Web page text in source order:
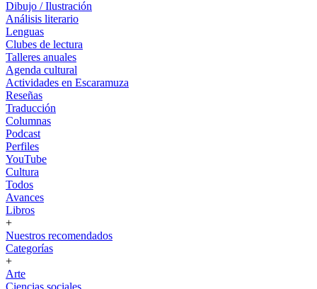
Dibujo / Ilustración
Análisis literario
Lenguas
Clubes de lectura
Talleres anuales
Agenda cultural
Actividades en Escaramuza
Reseñas
Traducción
Columnas
Podcast
Perfiles
YouTube
Cultura
Todos
Avances
Libros
+
Nuestros recomendados
Categorías
+
Arte
Ciencias sociales